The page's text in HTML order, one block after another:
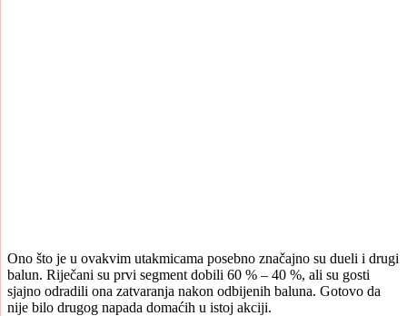
Ono što je u ovakvim utakmicama posebno značajno su dueli i drugi
balun. Riječani su prvi segment dobili 60 % – 40 %, ali su gosti
sjajno odradili ona zatvaranja nakon odbijenih baluna. Gotovo da
nije bilo drugog napada domaćih u istoj akciji.